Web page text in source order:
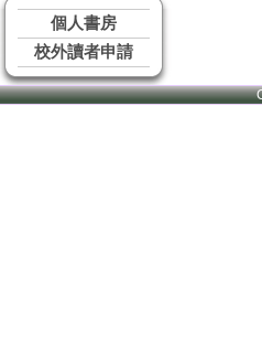
個人書房
校外讀者申請